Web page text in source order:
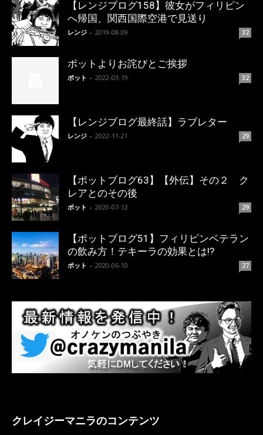
【レンジブログ158】彼女がフィリピン
へ帰国、関西国際空港で見送り
レンジ - 2019-08-09 32
ポットよりお詫びとご挨拶
ポット - 2022-03-19 32
【レンジブログ最終話】ラブレター
レンジ - 2022-11-21 29
【ポットブログ63】【外伝】その２ ク
レアとのその後
ポット - 2020-07-12 29
【ポットブログ51】フィリピンベテラン
の飲み方！テキーラの効果とは!?
ポット - 2020-06-10 27
クレイジーマニラのコンテンツ